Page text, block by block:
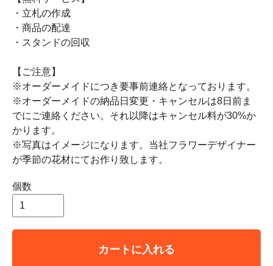
・立札の作成
・商品の配達
・スタンドの回収
【ご注意】
※オーダーメイドにつき要事前連絡となっております。
※オーダーメイドの納品日変更・キャンセルは8日前ま
でにご連絡ください。それ以降はキャンセル料が30%か
かります。
※写真はイメージになります。当社フラワーデザイナー
が季節の花材にてお作り致します。
個数
カートに入れる